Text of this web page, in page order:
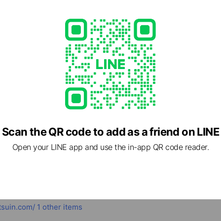
1 other items
Scan the QR code to add as a friend on LINE
Open your LINE app and use the in-app QR code reader.